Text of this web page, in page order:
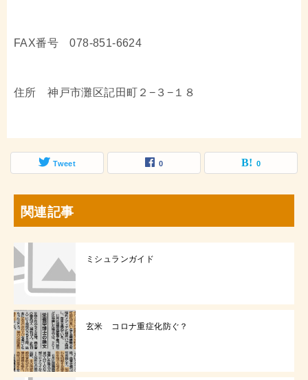
FAX番号 078-851-6624
住所 神戸市灘区記田町２−３−１８
Tweet 0 0
関連記事
ミシュランガイド
玄米 コロナ重症化防ぐ？